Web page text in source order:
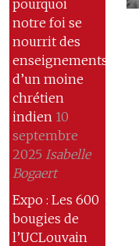
pourquoi
notre foi se
nourrit des
enseignements
d’un moine
chrétien
indien 10
septembre
2025 Isabelle
Bogaert
Expo : Les 600
bougies de
l’UCLouvain